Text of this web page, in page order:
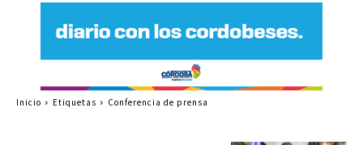
Inicio Etiquetas Conferencia de prensa